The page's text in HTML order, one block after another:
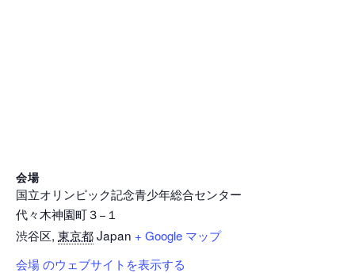
会場
国立オリンピック記念青少年総合センター
代々木神園町３−１
渋谷区, 東京都Japan + Google マップ
会場 のウェブサイトを表示する